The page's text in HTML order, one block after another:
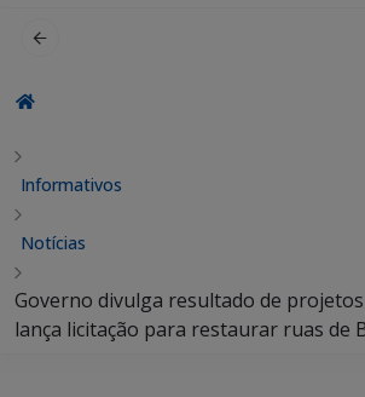
Informativos
Notícias
Governo divulga resultado de
lança licitação para restaurar ruas de